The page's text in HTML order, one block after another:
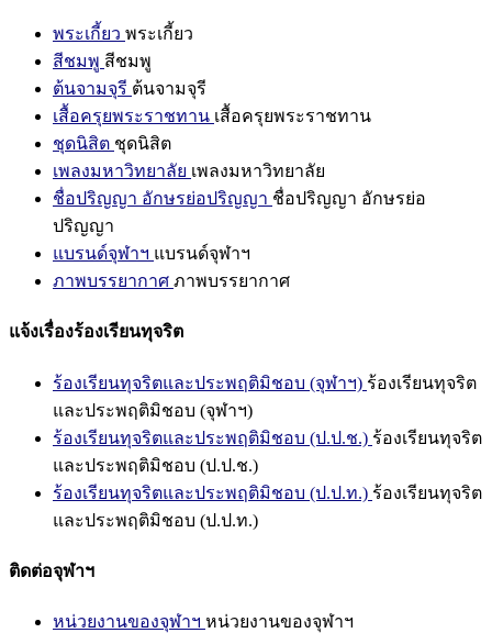
พระเกี้ยว พระเกี้ยว
สีชมพู สีชมพู
ต้นจามจุรี ต้นจามจุรี
เสื้อครุยพระราชทาน เสื้อครุยพระราชทาน
ชุดนิสิต ชุดนิสิต
เพลงมหาวิทยาลัย เพลงมหาวิทยาลัย
ชื่อปริญญา อักษรย่อปริญญา ชื่อปริญญา อักษรย่อ
ปริญญา
แบรนด์จุฬาฯ แบรนด์จุฬาฯ
ภาพบรรยากาศ ภาพบรรยากาศ
แจ้งเรื่องร้องเรียนทุจริต
ร้องเรียนทุจริตและประพฤติมิชอบ (จุฬาฯ) ร้องเรียนทุจริต
และประพฤติมิชอบ (จุฬาฯ)
ร้องเรียนทุจริตและประพฤติมิชอบ (ป.ป.ช.) ร้องเรียนทุจริต
และประพฤติมิชอบ (ป.ป.ช.)
ร้องเรียนทุจริตและประพฤติมิชอบ (ป.ป.ท.) ร้องเรียนทุจริต
และประพฤติมิชอบ (ป.ป.ท.)
ติดต่อจุฬาฯ
หน่วยงานของจุฬาฯ หน่วยงานของจุฬาฯ